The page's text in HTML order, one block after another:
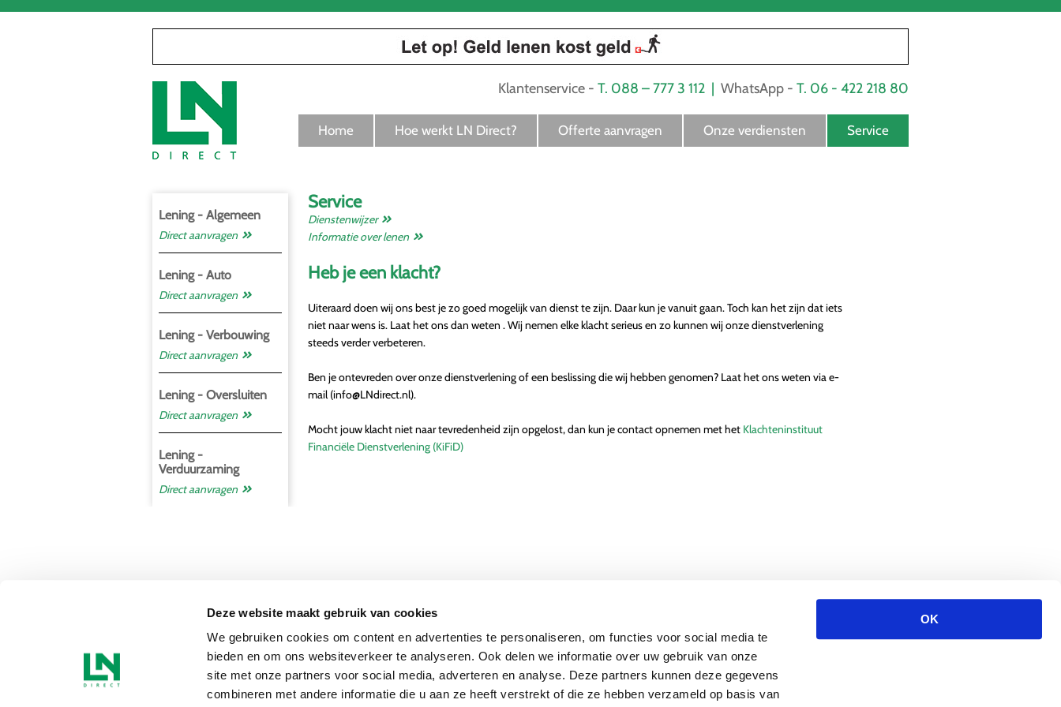
Deze website maakt gebruik van cookies
We gebruiken cookies om content en advertenties te personaliseren, om functies voor social media te
bieden en om ons websiteverkeer te analyseren. Ook delen we informatie over uw gebruik van onze
site met onze partners voor social media, adverteren en analyse. Deze partners kunnen deze gegevens
combineren met andere informatie die u aan ze heeft verstrekt of die ze hebben verzameld op basis van
OK
Klantenservice - T. 088 – 777 3 112 | WhatsApp​​​​​​ -​ T. 06 - 422 218 80
Home Hoe werkt LN Direct? Offerte aanvragen Onze verdiensten Service
Lening - Algemeen
Direct aanvragen
Lening - Auto
Direct aanvragen
Lening - Verbouwing
Direct aanvragen
Lening - Oversluiten
Direct aanvragen
Lening -
Verduurzaming
Direct aanvragen
Service
Dienstenwijzer
Informatie over lenen
Heb je een klacht?
Uiteraard doen wij ons best je zo goed mogelijk van dienst te zijn. Daar kun je vanuit gaan. Toch kan het zijn dat iets
niet naar wens is. Laat het ons dan weten . Wij nemen elke klacht serieus en zo kunnen wij onze dienstverlening
steeds verder verbeteren.
Ben je ontevreden over onze dienstverlening of een beslissing die wij hebben genomen? Laat het ons weten via e-
mail (info@LNdirect.nl).
Mocht jouw klacht niet naar tevredenheid zijn opgelost, dan kun je contact opnemen met het Klachteninstituut
Financiële Dienstverlening (KiFiD)